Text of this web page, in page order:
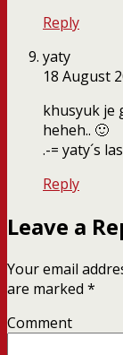
Reply
yaty
18 August
khusyuk je
heheh.. 🙂
.-= yaty´s
Reply
Leave a
Your email
are marked *
Comment